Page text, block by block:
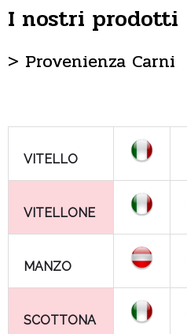
I nostri prodotti
> Provenienza Carni
VITELLO
VITELLONE
MANZO
SCOTTONA